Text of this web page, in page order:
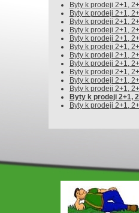
Byty k prodeji 2+1,
Byty k prodeji 2+1,
Byty k prodeji 2+1,
Byty k prodeji 2+1,
Byty k prodeji 2+1,
Byty k prodeji 2+1,
Byty k prodeji 2+1,
Byty k prodeji 2+1,
Byty k prodeji 2+1,
Byty k prodeji 2+1,
Byty k prodeji 2+1,
Byty k prodeji 2+1,
Byty k prodeji 2+1,